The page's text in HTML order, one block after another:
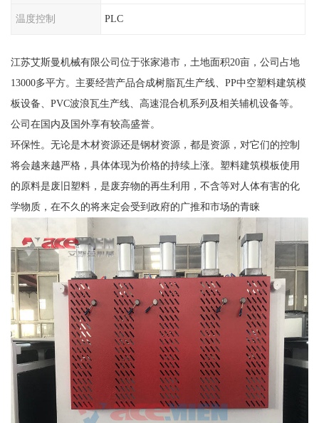
温度控制 PLC
江苏艾斯曼机械有限公司位于张家港市，土地面积20亩，公司占地
13000多平方。主要经营产品合成树脂瓦生产线、PP中空塑料建筑模
板设备、PVC波浪瓦生产线、高速混合机系列及相关辅机设备等。
公司在国内及国外享有较高盛誉。
环保性。无论是木材资源还是钢材资源，都是资源，对它们的控制
将会越来越严格，具体体现为价格的持续上涨。塑料建筑模板使用
的原料是废旧塑料，是废弃物的再生利用，不含等对人体有害的化
学物质，在不久的将来定会受到政府的广推和市场的青睐